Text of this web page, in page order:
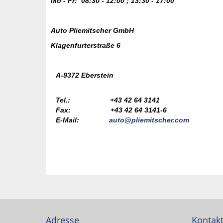
Auto Pliemitscher GmbH
Klagenfurterstraße 6
A-9372 Eberstein
Tel.: +43 42 64 3141
Fax: +43 42 64 3141-6
E-Mail: auto@pliemitscher.com
Adresse Kontakt